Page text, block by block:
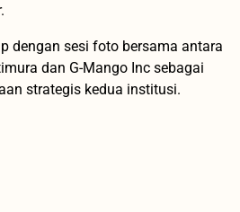
dengan sesi foto bersama antara
dan G-Mango Inc sebagai
strategis kedua institusi.